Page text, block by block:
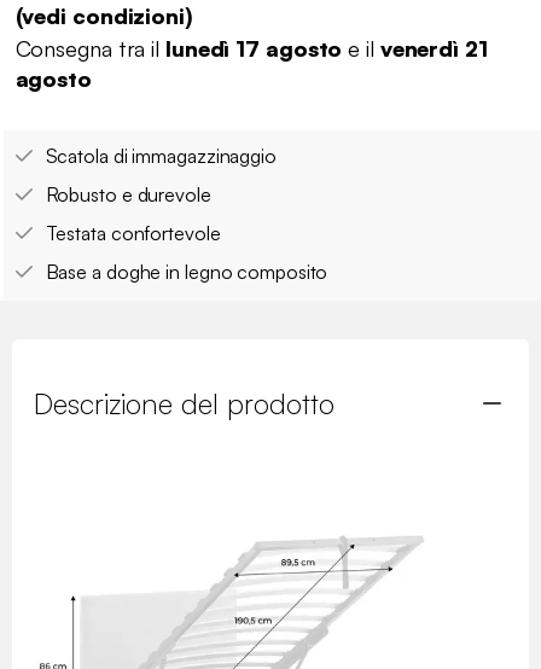
(vedi condizioni)
Consegna tra il lunedì 17 agosto e il venerdì 21
agosto
Scatola di immagazzinaggio
Robusto e durevole
Testata confortevole
Base a doghe in legno composito
Descrizione del prodotto